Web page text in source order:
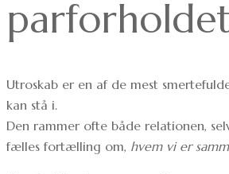
Utroskab er en af de mest
kan stå i.
Den rammer ofte både relationen,
fælles fortælling om, hvem vi er